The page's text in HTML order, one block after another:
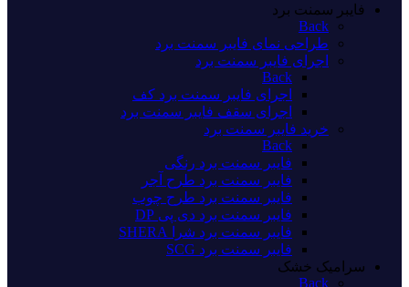
فایبر سمنت برد
Back
طراحی نمای فایبر سمنت برد
اجرای فایبر سمنت برد
Back
اجرای فایبر سمنت برد کف
اجرای سقف فایبر سمنت برد
خرید فایبر سمنت برد
Back
فایبر سمنت برد رنگی
فایبر سمنت برد طرح آجر
فایبر سمنت برد طرح چوب
فایبر سمنت برد دی پی DP
فایبر سمنت برد شرا SHERA
فایبر سمنت برد SCG
سرامیک خشک
Back